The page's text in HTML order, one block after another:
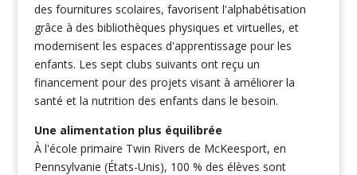
des fournitures scolaires, favorisent l'alphabétisation
grâce à des bibliothèques physiques et virtuelles, et
modernisent les espaces d'apprentissage pour les
enfants. Les sept clubs suivants ont reçu un
financement pour des projets visant à améliorer la
santé et la nutrition des enfants dans le besoin.
Une alimentation plus équilibrée
À l'école primaire Twin Rivers de McKeesport, en
Pennsylvanie (États-Unis), 100 % des élèves sont